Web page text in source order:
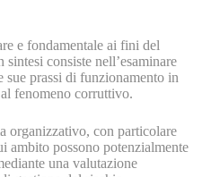
e fondamentale ai fini del
consiste nell’esaminare
sue prassi di funzionamento in
fenomeno corruttivo.
organizzativo, con particolare
ambito possono potenzialmente
una valutazione